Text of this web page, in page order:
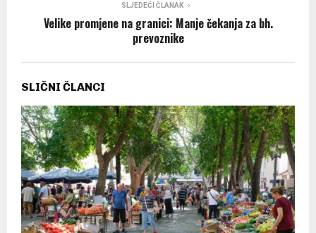
SLJEDEĆI ČLANAK
Velike promjene na granici: Manje čekanja za bh.
prevoznike
SLIČNI ČLANCI